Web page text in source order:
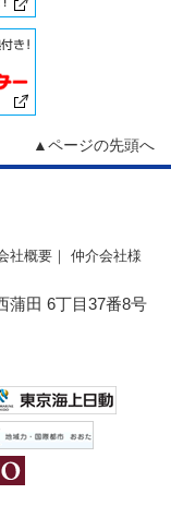
▲ページの先頭へ
社概要 ｜
仲介会社様
田 6丁目37番8号